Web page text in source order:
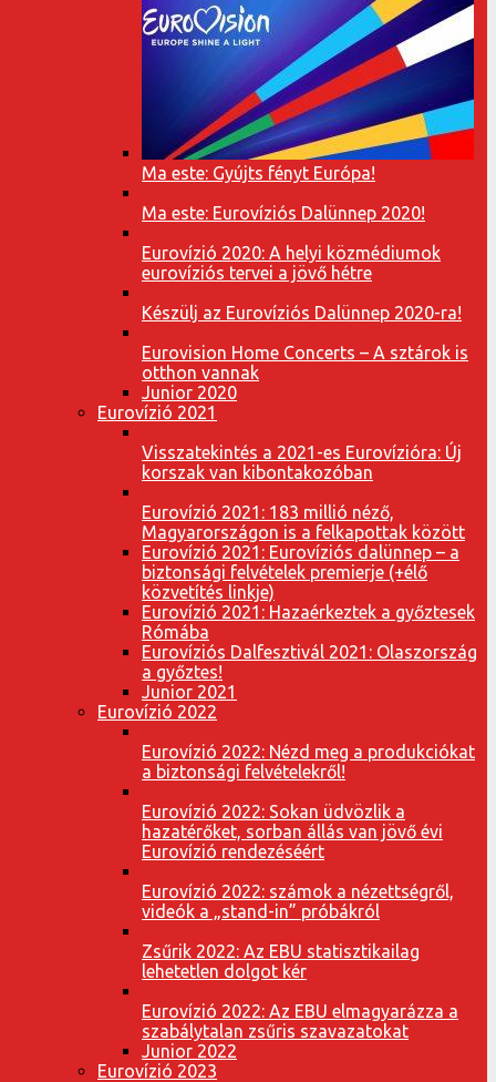
Ma este: Gyújts fényt Európa!
Ma este: Eurovíziós Dalünnep 2020!
Eurovízió 2020: A helyi közmédiumok
eurovíziós tervei a jövő hétre
Készülj az Eurovíziós Dalünnep 2020-ra!
Eurovision Home Concerts – A sztárok is
otthon vannak
Junior 2020
Eurovízió 2021
Visszatekintés a 2021-es Eurovízióra: Új
korszak van kibontakozóban
Eurovízió 2021: 183 millió néző,
Magyarországon is a felkapottak között
Eurovízió 2021: Eurovíziós dalünnep – a
biztonsági felvételek premierje (+élő
közvetítés linkje)
Eurovízió 2021: Hazaérkeztek a győztesek
Rómába
Eurovíziós Dalfesztivál 2021: Olaszország
a győztes!
Junior 2021
Eurovízió 2022
Eurovízió 2022: Nézd meg a produkciókat
a biztonsági felvételekről!
Eurovízió 2022: Sokan üdvözlik a
hazatérőket, sorban állás van jövő évi
Eurovízió rendezéséért
Eurovízió 2022: számok a nézettségről,
videók a „stand-in” próbákról
Zsűrik 2022: Az EBU statisztikailag
lehetetlen dolgot kér
Eurovízió 2022: Az EBU elmagyarázza a
szabálytalan zsűris szavazatokat
Junior 2022
Eurovízió 2023